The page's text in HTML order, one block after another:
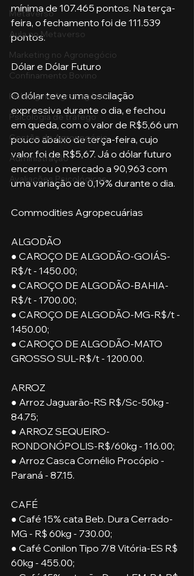
Metaverso
Aula no Metaverso
Marketing no Agronegócio
Confinamento Bovino
Holding no Agronegócio
Psicologia de tráfego
Gestão do Agronegócio
Administração
Avaliações Psicológicas
mínima de 107.465 pontos. Na terça-
feira, o fechamento foi de 111.539
pontos.
Dólar e Dólar Futuro
O dólar teve uma oscilação
expressiva durante o dia, e fechou
em queda, com o valor de R$5,66 um
pouco abaixo de terça-feira, cujo
valor foi de R$5,67. Já o dólar futuro
encerrou o mercado a 90,963 com
uma variação de 0,19% durante o dia.
Commodities Agropecuárias
ALGODÃO
● CAROÇO DE ALGODÃO-GOIÁS-
R$/t - 1450.00;
● CAROÇO DE ALGODÃO-BAHIA-
R$/t - 1700.00;
● CAROÇO DE ALGODÃO-MG-R$/t -
1450.00;
● CAROÇO DE ALGODÃO-MATO
GROSSO SUL-R$/t - 1200.00.
ARROZ
● Arroz Jaguarão-RS R$/Sc-50kg -
84.75;
● ARROZ SEQUEIRO-
RONDONÓPOLIS-R$/60kg - 116.00;
● Arroz Casca Cornélio Procópio -
Paraná - 87.15.
CAFÉ
● Café 15% cata Beb. Dura Cerrado-
MG - R$ 60kg - 730.00;
● Café Conilon Tipo 7/8 Vitória-ES R$
60kg - 455.00;